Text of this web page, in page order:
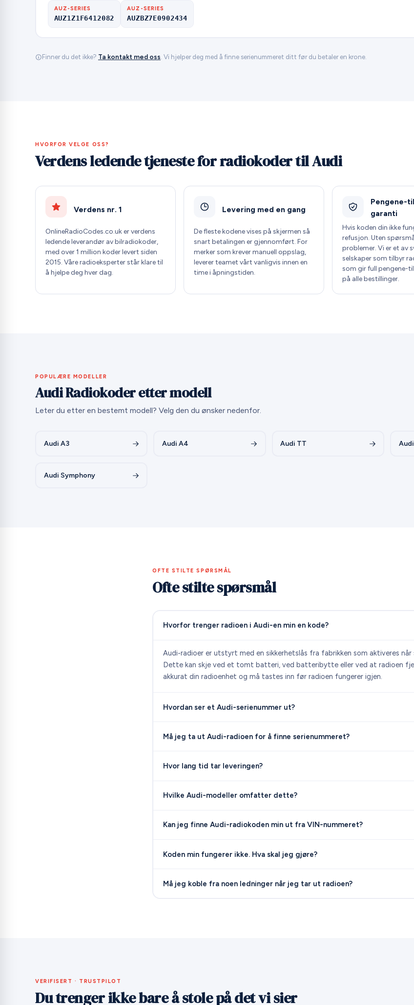
AUZ-SERIES
AUZ1Z1F6412082
AUZ-SERIES
AUZBZ7E0902434
Finner du det ikke? Ta kontakt med oss . Vi hjelper deg med å finne serienummeret ditt før du betaler en krone.
HVORFOR VELGE OSS?
Verdens ledende tjeneste for radiokoder til Audi
Verdens nr. 1
OnlineRadioCodes.co.uk er verdens
ledende leverandør av bilradiokoder,
med over 1 million koder levert siden
2015. Våre radioeksperter står klare til
å hjelpe deg hver dag.
Levering med en gang
De fleste kodene vises på skjermen så
snart betalingen er gjennomført. For
merker som krever manuell oppslag,
leverer teamet vårt vanligvis innen en
time i åpningstiden.
Pengene-
garanti
Hvis koden din ikke
refusjon. Uten
problemer. Vi er et av
selskaper som tilbyr
som gir full pengene-
på alle bestillinger.
POPULÆRE MODELLER
Audi Radiokoder etter modell
Leter du etter en bestemt modell? Velg den du ønsker nedenfor.
Audi A3 Audi A4 Audi TT
Audi Symphony
OFTE STILTE SPØRSMÅL
Ofte stilte spørsmål
Hvorfor trenger radioen i Audi-en min en kode?
Audi-radioer er utstyrt med en sikkerhetslås fra fabrikken som aktiveres
Dette kan skje ved et tomt batteri, ved batteribytte eller ved at radioen
akkurat din radioenhet og må tastes inn før radioen fungerer igjen.
Hvordan ser et Audi-serienummer ut?
Må jeg ta ut Audi-radioen for å finne serienummeret?
Hvor lang tid tar leveringen?
Hvilke Audi-modeller omfatter dette?
Kan jeg finne Audi-radiokoden min ut fra VIN-nummeret?
Koden min fungerer ikke. Hva skal jeg gjøre?
Må jeg koble fra noen ledninger når jeg tar ut radioen?
VERIFISERT · TRUSTPILOT
Du trenger ikke bare å stole på det vi sier